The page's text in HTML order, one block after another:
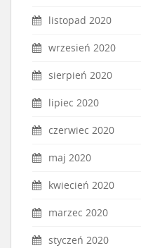
listopad 2020
wrzesień 2020
sierpień 2020
lipiec 2020
czerwiec 2020
maj 2020
kwiecień 2020
marzec 2020
styczeń 2020